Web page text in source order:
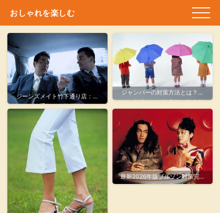
おしゃれを楽しむ
ジーンズメイト竹下通り店：お
しゃれと手軽さを兼ね備えたフ
ァッションの新拠点
ジャンパーの対策方法とは？今
すぐ実践できる効果的な防止策
最新2026年版ブルゾン対策完全
ガイド｜効果的な選び方と失敗